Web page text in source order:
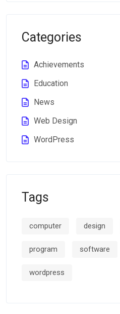
Categories
Achievements
Education
News
Web Design
WordPress
Tags
computer design
program software
wordpress